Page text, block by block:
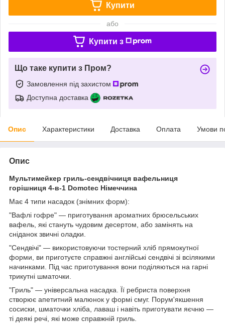
Купити
або
Купити з
Що таке купити з Пром?
Замовлення під захистом
Доступна доставка
Опис Характеристики Доставка Оплата Умови
Опис
Мультимейкер гриль-сендвічниця вафельниця
горішниця 4-в-1 Domotec Німеччина
Має 4 типи насадок (знімних форм):
"Вафлі гофре" — приготування ароматних брюсельських
вафель, які стануть чудовим десертом, або замінять на
сніданок звичні оладки.
"Сендвічі" — використовуючи тостерний хліб прямокутної
форми, ви приготуєте справжні англійські сендвічі зі всілякими
начинками. Під час приготування вони поділяються на гарні
трикутні шматочки.
"Гриль" — універсальна насадка. Її ребриста поверхня
створює апетитний малюнок у формі смуг. Порум'якшення
сосиски, шматочки хліба, лаваш і навіть приготувати яєчню —
ті деякі речі, які може справжній гриль.